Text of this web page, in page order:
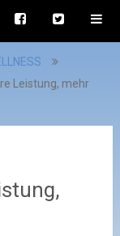
Leistung, mehr